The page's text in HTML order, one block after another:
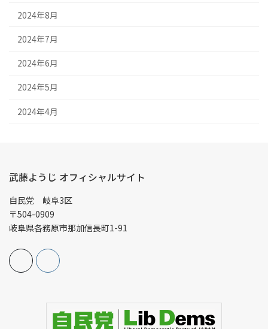
2024年8月
2024年7月
2024年6月
2024年5月
2024年4月
武藤ようじ オフィシャルサイト
自民党 岐阜3区
〒504-0909
岐阜県各務原市那加信長町1-91